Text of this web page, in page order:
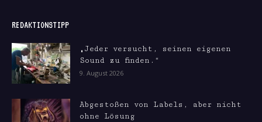
REDAKTIONSTIPP
„Jeder versucht, seinen eigenen
Sound zu finden.“
9. August 2026
Abgestoßen von Labels, aber nicht
ohne Lösung